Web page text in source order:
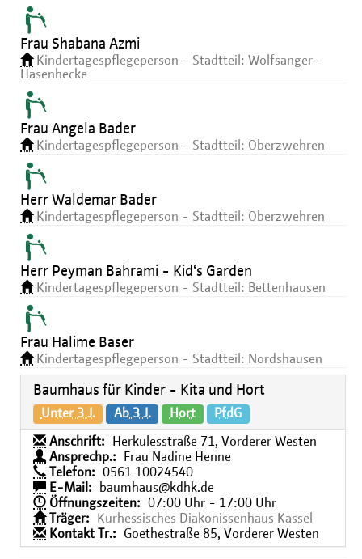
Frau Shabana Azmi
Kindertagespflegeperson - Stadtteil: Wolfsanger-
Hasenhecke
Frau Angela Bader
Kindertagespflegeperson - Stadtteil: Oberzwehren
Herr Waldemar Bader
Kindertagespflegeperson - Stadtteil: Oberzwehren
Herr Peyman Bahrami - Kid‘s Garden
Kindertagespflegeperson - Stadtteil: Bettenhausen
Frau Halime Baser
Kindertagespflegeperson - Stadtteil: Nordshausen
Baumhaus für Kinder - Kita und Hort
Unter 3 J. Ab 3 J. Hort PfdG
Anschrift:
Herkulesstraße 71, Vorderer Westen
Ansprechp.:
Frau Nadine Henne
Telefon:
0561 10024540
E-Mail:
baumhaus@kdhk.de
Öffnungszeiten:
07:00 Uhr - 17:00 Uhr
Träger:
Kurhessisches Diakonissenhaus Kassel
Kontakt Tr.:
Goethestraße 85, Vorderer Westen